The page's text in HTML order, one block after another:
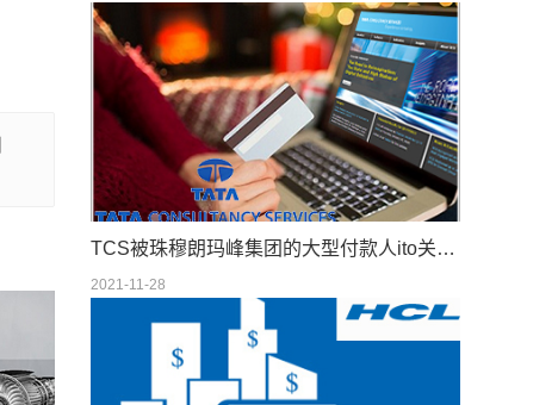
TCS被珠穆朗玛峰集团的大型付款人ito关系的领导者
2021-11-28